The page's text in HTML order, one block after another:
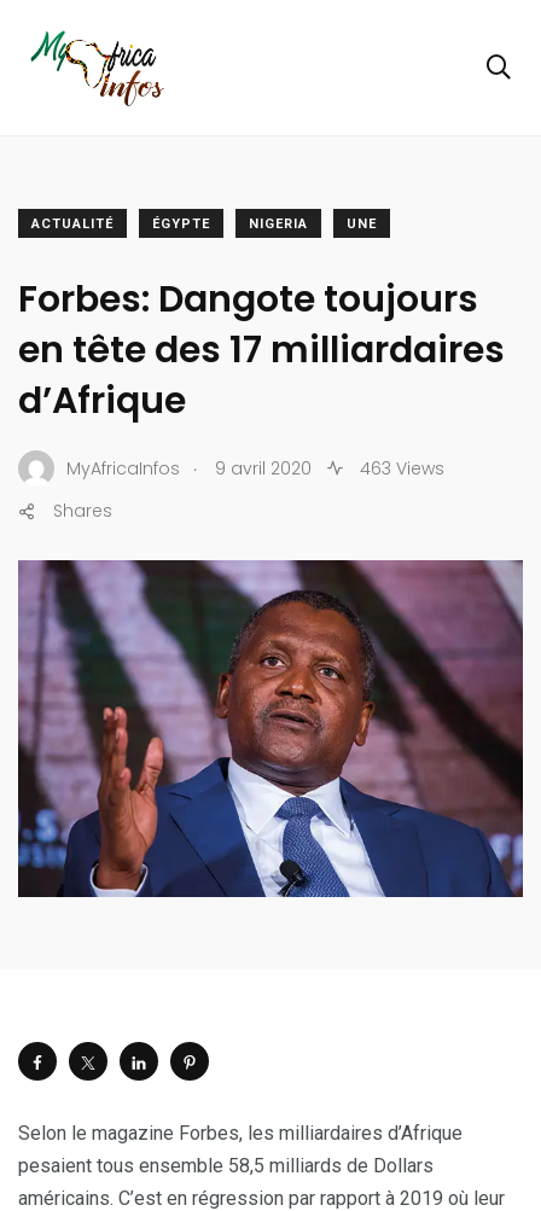
ACTUALITÉ ÉGYPTE NIGERIA UNE
Forbes: Dangote toujours
en tête des 17 milliardaires
d’Afrique
MyAfricaInfos . 9 avril 2020
463 Views
Shares
Selon le magazine Forbes, les milliardaires d’Afrique
pesaient tous ensemble 58,5 milliards de Dollars
américains. C’est en régression par rapport à 2019 où leur